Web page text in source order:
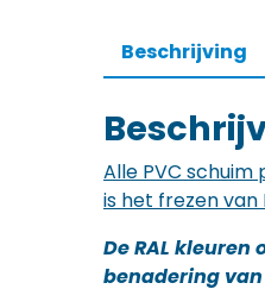
Beschrijving
Alle PVC
is het frezen van
De RAL
benadering